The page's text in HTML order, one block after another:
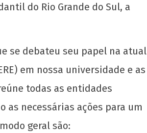
do Rio Grande do Sul, a
se debateu seu papel na atual
em nossa universidade e as
todas as entidades
as necessárias ações para um
geral são: